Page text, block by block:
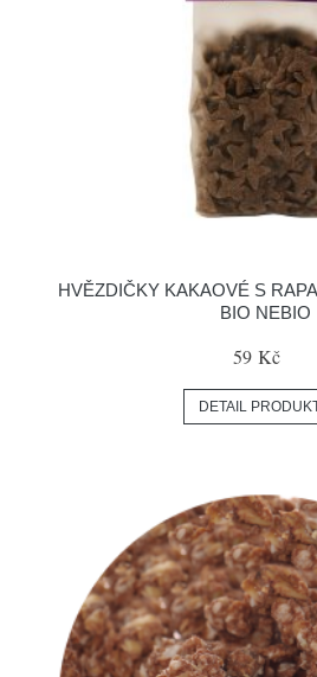
HVĚZDIČKY KAKAOVÉ S
BIO NEBIO
59 Kč
DETAIL